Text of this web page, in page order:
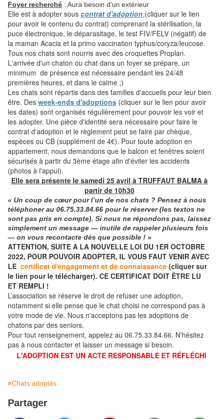
Foyer recherché : Aura besoin d'un extérieur
Elle est à adopter sous contrat d'adoption,(cliquer sur le lien
pour avoir le contenu du contrat) comprenant la stérilisation, la
puce électronique, le déparasitage, le test FIV/FELV (négatif) de
la maman Acacia et la primo vaccination typhus/coryza/leucose.
Tous nos chats sont nourris avec des croquettes Proplan.
L'arrivée d'un chaton ou chat dans un foyer se prépare, un
minimum de présence est nécessaire pendant les 24/48
premières heures, et dans le calme ;)
Les chats sont répartis dans des familles d'accueils pour leur bien
être. Des week-ends d'adoptions (cliquer sur le lien pour avoir
les dates) sont organisés régulièrement pour pouvoir les voir et
les adopter. Une pièce d'identité sera nécessaire pour faire le
contrat d'adoption et le règlement peut se faire par chèque,
espèces ou CB (supplément de 4€). Pour toute adoption en
appartement, nous demandons que le balcon et fenêtres soient
sécurisés à partir du 3ème étage afin d'éviter les accidents
(photos à l'appui).
Elle sera présente le samedi 25 avril à TRUFFAUT BALMA à
partir de 10h30
« Un coup de cœur pour l’un de nos chats ? Pensez à nous
téléphonerau 06.75.33.84.66 pour le réserver (les textos ne
sont pas pris en compte). Si nous ne répondons pas, laissez
simplement un message — inutile de rappeler plusieurs fois
— on vous recontacte dès que possible ! »
ATTENTION, SUITE A LA NOUVELLE LOI DU 1ER OCTOBRE
2022, POUR POUVOIR ADOPTER, IL VOUS FAUT VENIR AVEC
LE certificat d'engagement et de connaissance (cliquer sur
le lien pour le télécharger). CE CERTIFICAT DOIT ÊTRE LU
ET REMPLI !
L’association se réserve le droit de refuser une adoption,
notamment si elle pense que le chat choisi ne correspond pas à
votre mode de vie. Nous n'acceptons pas les adoptions de
chatons par des seniors.
Pour tout renseignement, appelez au 06.75.33.84.66. N'hésitez
pas à nous contacter et laisser un message si besoin.
L'ADOPTION EST UN ACTE RESPONSABLE ET RÉFLÉCHI
#Chats adoptés
Partager